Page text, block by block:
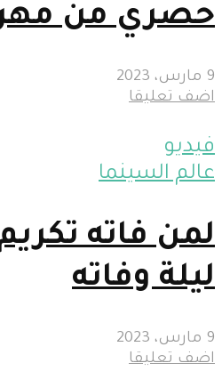
حصري من
9 مارس، 2023
اضف تعليقا
فيديو
عالم السينما
لمن فاته
ليلة وفاته
9 مارس، 2023
اضف تعليقا